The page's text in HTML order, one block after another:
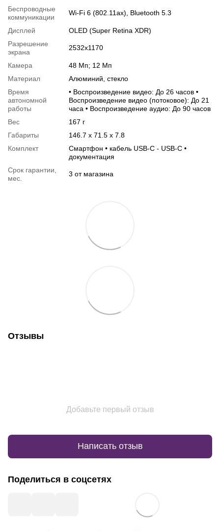
Беспроводные
коммуникации
Wi-Fi 6 (802.11ax), Bluetooth 5.3
Дисплей
OLED (Super Retina XDR)
Разрешение
экрана
2532x1170
Камера
48 Мп; 12 Мп
Материал
Алюминий, стекло
Время
автономной
работы
• Воспроизведение видео: До 26 часов •
Воспроизведение видео (потоковое): До 21
часа • Воспроизведение аудио: До 90 часов
Вес
167 г
Габариты
146.7 х 71.5 х 7.8
Комплект
Смартфон • кабель USB-C - USB-C •
документация
Срок гарантии,
мес.
3 от магазина
Отзывы
Добавьте первый отзыв
Написать отзыв
Поделиться в соцсетях